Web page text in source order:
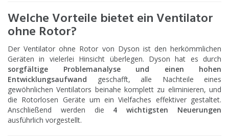
Welche Vorteile bietet ein Ventilator
ohne Rotor?
Der Ventilator ohne Rotor von Dyson ist den herkömmlichen
Geräten in vielerlei Hinsicht überlegen. Dyson hat es durch
sorgfältige Problemanalyse und einen hohen
Entwicklungsaufwand geschafft, alle Nachteile eines
gewöhnlichen Ventilators beinahe komplett zu eliminieren, und
die Rotorlosen Geräte um ein Vielfaches effektiver gestaltet.
Anschließend werden die 4 wichtigsten Neuerungen
ausführlich vorgestellt.